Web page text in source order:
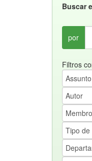
Buscar
por
Filtros